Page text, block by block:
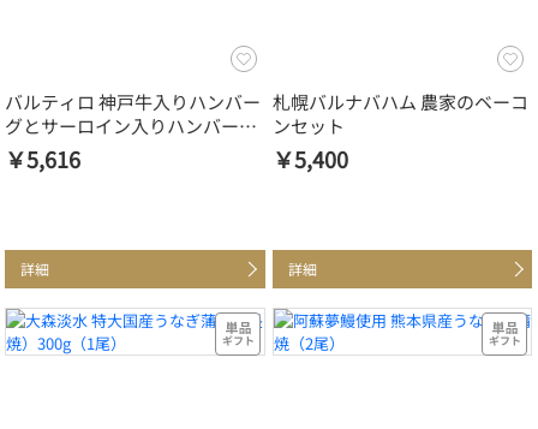
バルティロ 神戸牛入りハンバー
グとサーロイン入りハンバーグ
（6個）
￥5,616
詳細
札幌バルナバハム 農家のベーコ
ンセット
￥5,400
詳細